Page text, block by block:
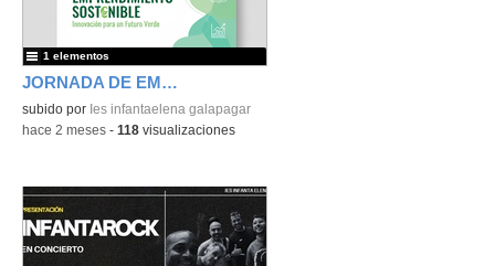
JORNADA DE EMPRENDIMIENTO
subido por Ies infantaelena galapagar
1 elementos
-hace 2 meses - 118 visualizaciones